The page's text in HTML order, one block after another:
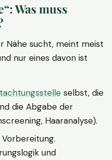
Was muss
Nähe sucht, meint meist
nur eines davon ist
selbst, die
die Abgabe der
Haaranalyse).
Vorbereitung.
und